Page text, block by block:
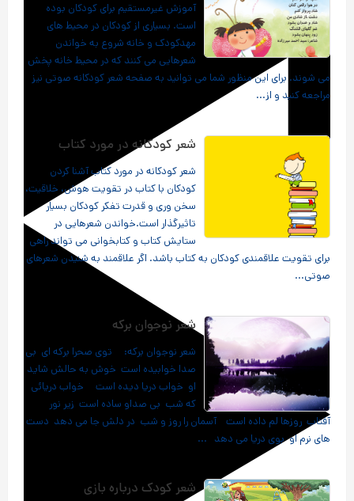
آموزش غیرمستقیم برای کودکان بوده
است. بسیاری از کودکان در محیط های
مهدکودک و خانه شروع به خواندن
شعرهایی می کنند که در محیط خانه پخش
می شوند. برای این منظور شما می توانید به صفحه شعر کودکانه صوتی نیز
مراجعه کنید و از...
شعر کودکانه در مورد کتاب
شعر کودکانه در مورد کتاب آشنا کردن
کودکان با کتاب در تقویت هوش، خلاقیت،
سخن وری و قدرت تفکر کودکان بسیار
تاثیرگذار است.خواندن شعرهایی در
ستایش کتاب و کتابخوانی می تواند راهی
برای تقویت علاقمندی کودکان به کتاب باشد. اگر علاقمند به شنیدن شعرهای
صوتی...
شعر نوجوان برکه
شعر نوجوان برکه: توی صحرا برکه ای بی
صدا خوابیده است خوش به حالش شاید
او خواب دریا دیده است خواب دریائی
که شب بی صداو ساده است زیر نور
آفتاب روزها لم داده است آسمان را روز و شب در دلش جا می دهد دست
های نرم او بوی دریا می دهد ...
شعر کودک درباره بازی